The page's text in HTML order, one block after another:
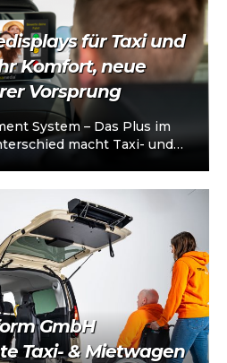
für Taxi und
Komfort, neue
Vorsprung
System – Das Plus im
macht Taxi- und
GmbH
Taxi- & Mietwagen